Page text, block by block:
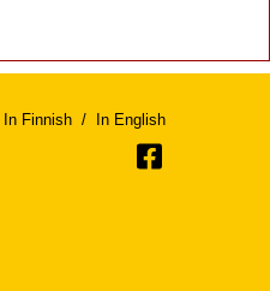
In Finnish / In English